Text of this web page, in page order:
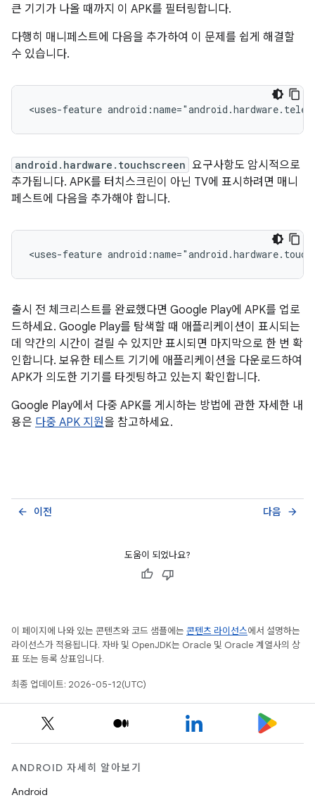
큰 기기가 나올 때까지 이 APK를 필터링합니다.
다행히 매니페스트에 다음을 추가하여 이 문제를 쉽게 해결할
수 있습니다.
<uses-feature
android.hardware.touchscreen 요구사항도 암시적으로
추가됩니다. APK를 터치스크린이 아닌 TV에 표시하려면 매니
페스트에 다음을 추가해야 합니다.
<uses-feature
출시 전 체크리스트를 완료했다면 Google Play에 APK를 업로
드하세요. Google Play를 탐색할 때 애플리케이션이 표시되는
데 약간의 시간이 걸릴 수 있지만 표시되면 마지막으로 한 번 확
인합니다. 보유한 테스트 기기에 애플리케이션을 다운로드하여
APK가 의도한 기기를 타겟팅하고 있는지 확인합니다.
Google Play에서 다중 APK를 게시하는 방법에 관한 자세한 내
용은 다중 APK 지원을 참고하세요.
이전
arrow_back 다음 arrow_forward
도움이 되었나요?
이 페이지에 나와 있는 콘텐츠와 코드 샘플에는 콘텐츠 라이선스에서 설명하는
라이선스가 적용됩니다. 자바 및 OpenJDK는 Oracle 및 Oracle 계열사의 상
표 또는 등록 상표입니다.
최종 업데이트: 2026-05-12(UTC)
ANDROID 자세히 알아보기
Android